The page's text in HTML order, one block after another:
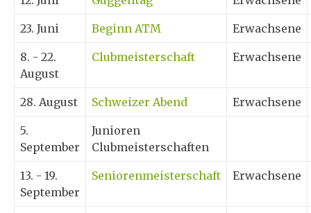
23. Juni Beginn ATM Erwachsene
8. - 22.
August
Clubmeisterschaft Erwachsene
28. August Schweizer Abend Erwachsene
5.
September
Junioren
Clubmeisterschaften
13. - 19.
September
Seniorenmeisterschaft Erwachsene